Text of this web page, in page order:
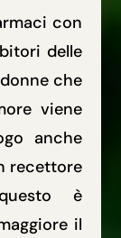
con
delle
che
viene
anche
recettore
è
il